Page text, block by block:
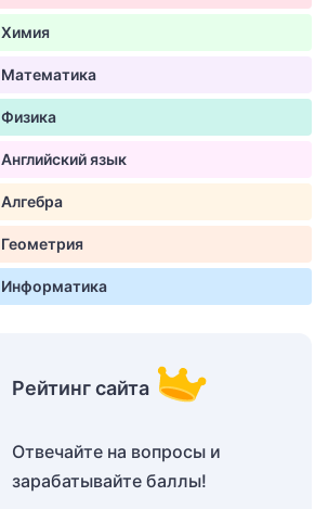
Химия
Математика
Физика
Английский язык
Алгебра
Геометрия
Информатика
Рейтинг сайта
Отвечайте на вопросы и
зарабатывайте баллы!